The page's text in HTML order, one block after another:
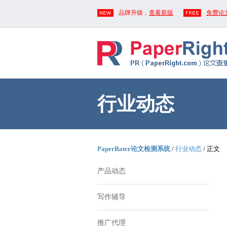
品牌升级， 查看新版 免费论
行业动态
PaperRater论文检测系统/ 行业动态 / 正文
产品动态
写作辅导
推广代理